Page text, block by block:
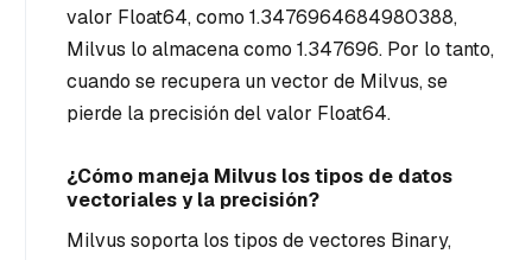
valor Float64, como 1.3476964684980388,
Milvus lo almacena como 1.347696. Por lo tanto,
cuando se recupera un vector de Milvus, se
pierde la precisión del valor Float64.
¿Cómo maneja Milvus los tipos de datos
vectoriales y la precisión?
Milvus soporta los tipos de vectores Binary,